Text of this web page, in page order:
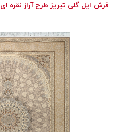
فرش ایل گلی تبریز طرح آراز نقره ای